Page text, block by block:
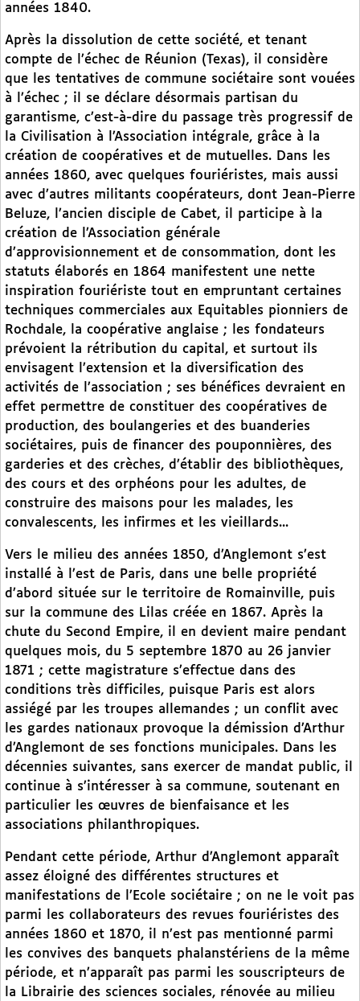
années 1840.
Après la dissolution de cette société, et tenant
compte de l’échec de Réunion (Texas), il considère
que les tentatives de commune sociétaire sont vouées
à l’échec ; il se déclare désormais partisan du
garantisme, c’est-à-dire du passage très progressif de
la Civilisation à l’Association intégrale, grâce à la
création de coopératives et de mutuelles. Dans les
années 1860, avec quelques fouriéristes, mais aussi
avec d’autres militants coopérateurs, dont Jean-Pierre
Beluze, l’ancien disciple de Cabet, il participe à la
création de l’Association générale
d’approvisionnement et de consommation, dont les
statuts élaborés en 1864 manifestent une nette
inspiration fouriériste tout en empruntant certaines
techniques commerciales aux Equitables pionniers de
Rochdale, la coopérative anglaise ; les fondateurs
prévoient la rétribution du capital, et surtout ils
envisagent l’extension et la diversification des
activités de l’association ; ses bénéfices devraient en
effet permettre de constituer des coopératives de
production, des boulangeries et des buanderies
sociétaires, puis de financer des pouponnières, des
garderies et des crèches, d’établir des bibliothèques,
des cours et des orphéons pour les adultes, de
construire des maisons pour les malades, les
convalescents, les infirmes et les vieillards...
Vers le milieu des années 1850, d’Anglemont s’est
installé à l’est de Paris, dans une belle propriété
d’abord située sur le territoire de Romainville, puis
sur la commune des Lilas créée en 1867. Après la
chute du Second Empire, il en devient maire pendant
quelques mois, du 5 septembre 1870 au 26 janvier
1871 ; cette magistrature s’effectue dans des
conditions très difficiles, puisque Paris est alors
assiégé par les troupes allemandes ; un conflit avec
les gardes nationaux provoque la démission d’Arthur
d’Anglemont de ses fonctions municipales. Dans les
décennies suivantes, sans exercer de mandat public, il
continue à s’intéresser à sa commune, soutenant en
particulier les œuvres de bienfaisance et les
associations philanthropiques.
Pendant cette période, Arthur d’Anglemont apparaît
assez éloigné des différentes structures et
manifestations de l’Ecole sociétaire ; on ne le voit pas
parmi les collaborateurs des revues fouriéristes des
années 1860 et 1870, il n’est pas mentionné parmi
les convives des banquets phalanstériens de la même
période, et n’apparaît pas parmi les souscripteurs de
la Librairie des sciences sociales, rénovée au milieu